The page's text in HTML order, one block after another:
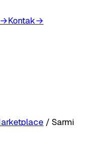
→Kontak→
/ Sarmi